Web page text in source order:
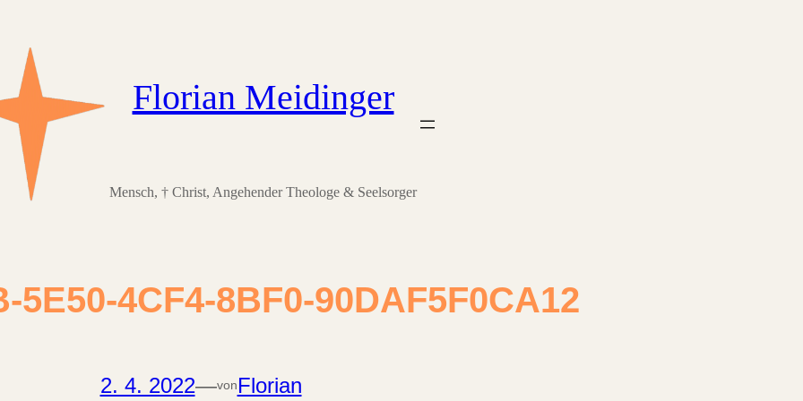
Florian Meidinger
Mensch, † Christ, Angehender Theologe & Seelsorger
5E50-4CF4-8BF0-90DAF5F0CA12
2. 4. 2022—vonFlorian